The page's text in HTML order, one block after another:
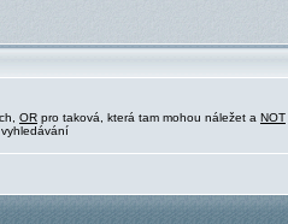
OR pro taková, která tam mohou náležet a NOT